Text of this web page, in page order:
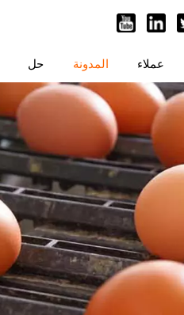
عملاء المدونة حل